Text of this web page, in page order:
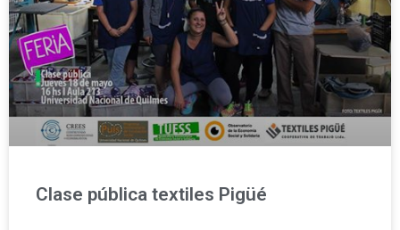
Clase pública textiles Pigüé